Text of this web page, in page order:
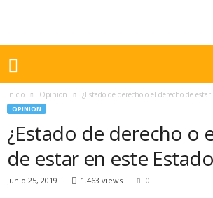
Inicio Opinion ¿Estado de derecho o el derecho de estar
OPINION
¿Estado de derecho o
de estar en este
junio 25, 2019 1.463 views 0